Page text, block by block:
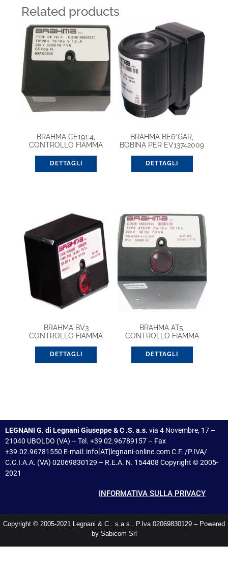
Related products
BRAHMA CE191.4,
CONTROLLO FIAMMA
DETTAGLI
BRAHMA BE6*GAR,
BOBINA PER EV13742009
DETTAGLI
BRAHMA BV3
CONTROLLO FIAMMA
DETTAGLI
BRAHMA AT5,
CONTROLLO FIAMMA
DETTAGLI
LEGNANI G. di Legnani Giuseppe & C .S. a.s. via 4 Novembre, 17 –
21040 UBOLDO (VA) – Tel. +39 02.96789157 – Fax
+39.02.96781550 E-mail: info[AT]legnani-online.com C.F. /P.IVA/
C.C.I.A.A. (VA) 02069830129 – R.E.A. N. 154408 Copyright © 2005-
2021
INFORMATIVA SULLA PRIVACY
Copyright © 2005-2021 Legnani & C . s.a.s.. P.Iva 02069830129 – Powered
by Sabicom Srl